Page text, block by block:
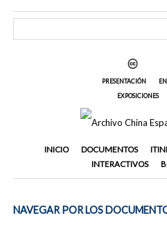
PRESENTACIÓN
EXPOSICIONES
INICIO DOCUMENTOS
INTERACTIVOS
NAVEGAR POR LOS